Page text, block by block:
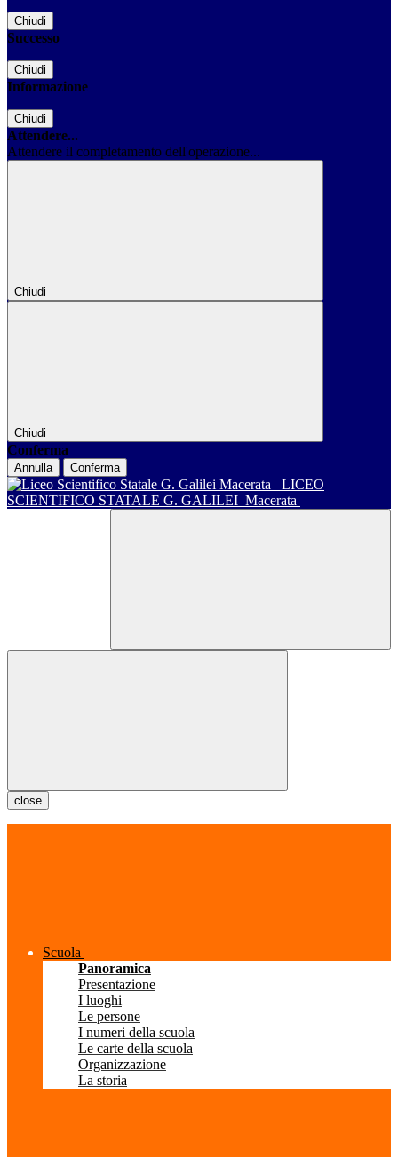
Chiudi
Successo
Chiudi
Informazione
Chiudi
Attendere...
Attendere il completamento dell'operazione...
Chiudi
Chiudi
Conferma
Annulla Conferma
LICEO
SCIENTIFICO STATALE G. GALILEI Macerata
close
Scuola
Panoramica
Presentazione
I luoghi
Le persone
I numeri della scuola
Le carte della scuola
Organizzazione
La storia